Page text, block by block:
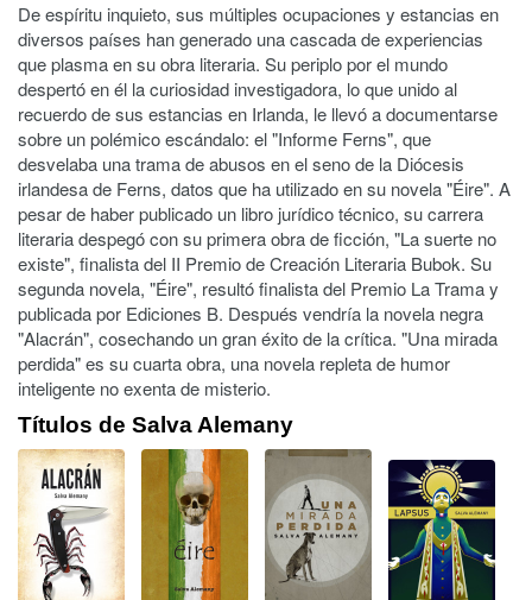
De espíritu inquieto, sus múltiples ocupaciones y estancias en
diversos países han generado una cascada de experiencias
que plasma en su obra literaria. Su periplo por el mundo
despertó en él la curiosidad investigadora, lo que unido al
recuerdo de sus estancias en Irlanda, le llevó a documentarse
sobre un polémico escándalo: el "Informe Ferns", que
desvelaba una trama de abusos en el seno de la Diócesis
irlandesa de Ferns, datos que ha utilizado en su novela "Éire". A
pesar de haber publicado un libro jurídico técnico, su carrera
literaria despegó con su primera obra de ficción, "La suerte no
existe", finalista del II Premio de Creación Literaria Bubok. Su
segunda novela, "Éire", resultó finalista del Premio La Trama y
publicada por Ediciones B. Después vendría la novela negra
"Alacrán", cosechando un gran éxito de la crítica. "Una mirada
perdida" es su cuarta obra, una novela repleta de humor
inteligente no exenta de misterio.
Títulos de Salva Alemany